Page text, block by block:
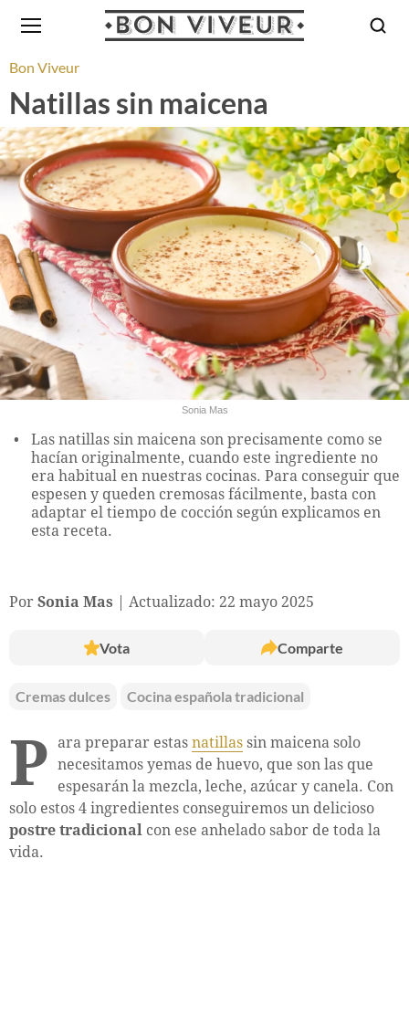
Bon Viveur
Natillas sin maicena
Sonia Mas
Las natillas sin maicena son precisamente como se
hacían originalmente, cuando este ingrediente no
era habitual en nuestras cocinas. Para conseguir que
espesen y queden cremosas fácilmente, basta con
adaptar el tiempo de cocción según explicamos en
esta receta.
Por Sonia Mas Actualizado: 22 mayo 2025
Vota Comparte
Cremas dulces Cocina española tradicional
P ara preparar estas natillas sin maicena solo
necesitamos yemas de huevo, que son las que
espesarán la mezcla, leche, azúcar y canela. Con
solo estos 4 ingredientes conseguiremos un delicioso
postre tradicional con ese anhelado sabor de toda la
vida.